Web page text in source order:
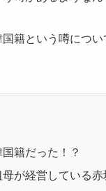
籍という噂につ
籍だった！？
が経営している赤